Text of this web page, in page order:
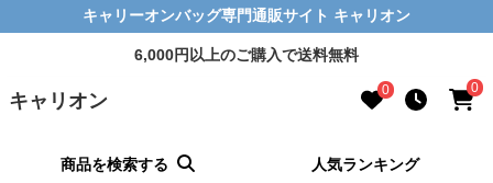
キャリーオンバッグ専門通販サイト キャリオン
6,000円以上のご購入で送料無料
キャリオン 0 0
商品を検索する 人気ランキング